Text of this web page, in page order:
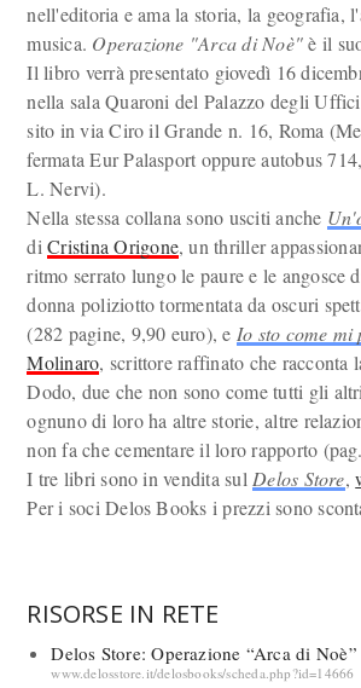
nell'editoria e ama la storia, la geografia,
musica. Operazione "Arca di Noè"è il
Il libro verrà presentato giovedì 16
nella sala Quaroni del Palazzo degli
sito in via Ciro il Grande n. 16, Roma
fermata Eur Palasport oppure autobus
L. Nervi).
Nella stessa collana sono usciti anche
diCristina Origone, un thriller
ritmo serrato lungo le paure e le angosce
donna poliziotto tormentata da oscuri
(282 pagine, 9,90 euro), e Io sto come mi
Molinaro, scrittore raffinato che racconta
Dodo, due che non sono come tutti gli
ognuno di loro ha altre storie, altre
non fa che cementare il loro rapporto
I tre libri sono in vendita sul Delos Store,
Per i soci Delos Books i prezzi sono
RISORSE IN RETE
Delos Store: Operazione “Arca di Noè”
www.delosstore.it/delosbooks/scheda.php?id=14666